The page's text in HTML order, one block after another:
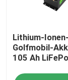
Batterie RV
Lithium-
kleine lipo
Lithium-Ionen-
Golfmobil-
105 Ah